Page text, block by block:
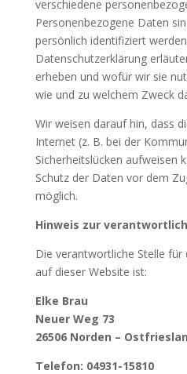
verschiedene
Personenbezogene Daten
persönlich identifiziert
Datenschutzerklärung
erheben und wofür wir sie
wie und zu welchem Zweck
Wir weisen darauf hin, dass
Internet (z. B. bei der
Sicherheitslücken aufweisen
Schutz der Daten vor dem
möglich.
Hinweis zur
Die verantwortliche Stelle
auf dieser Website ist:
Elke Brau
Neuer Weg 73
26506 Norden –
Telefon: 04931-15810